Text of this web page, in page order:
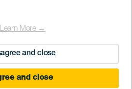
Learn More →
and close
and close